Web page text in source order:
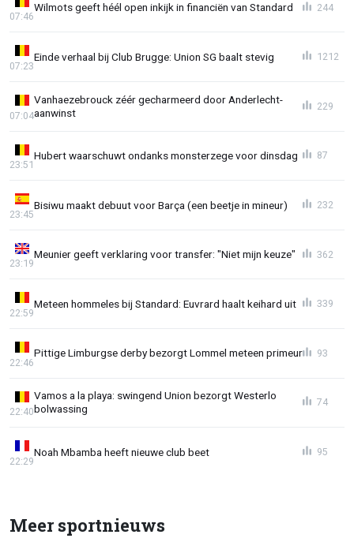
Wilmots geeft héél open inkijk in financiën van Standard
07:46
244
Einde verhaal bij Club Brugge: Union SG baalt stevig
07:23
1212
Vanhaezebrouck zéér gecharmeerd door Anderlecht-
aanwinst
07:04
229
Hubert waarschuwt ondanks monsterzege voor dinsdag
23:51
87
Bisiwu maakt debuut voor Barça (een beetje in mineur)
23:45
232
Meunier geeft verklaring voor transfer: "Niet mijn keuze"
23:19
362
Meteen hommeles bij Standard: Euvrard haalt keihard uit
22:59
339
Pittige Limburgse derby bezorgt Lommel meteen primeur
22:46
93
Vamos a la playa: swingend Union bezorgt Westerlo
bolwassing
22:40
74
Noah Mbamba heeft nieuwe club beet
22:29
95
Meer sportnieuws